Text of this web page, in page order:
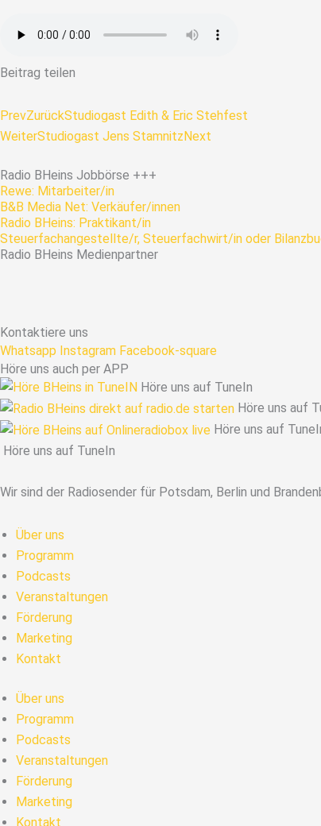
Beitrag teilen
PrevZurückStudiogast Edith & Eric Stehfest
WeiterStudiogast Jens StamnitzNext
Radio BHeins Jobbörse +++
Rewe: Mitarbeiter/in
B&B Media Net: Verkäufer/innen
Radio BHeins: Praktikant/in
Steuerfachangestellte/r, Steuerfachwirt/in oder
Radio BHeins Medienpartner
Kontaktiere uns
Whatsapp Instagram Facebook-square
Höre uns auch per APP
Höre uns auf TuneIn
Höre uns auf
Höre uns auf
Höre uns auf TuneIn
Wir sind der Radiosender für Potsdam, Berlin und
Über uns
Programm
Podcasts
Veranstaltungen
Förderung
Marketing
Kontakt
Über uns
Programm
Podcasts
Veranstaltungen
Förderung
Marketing
Kontakt